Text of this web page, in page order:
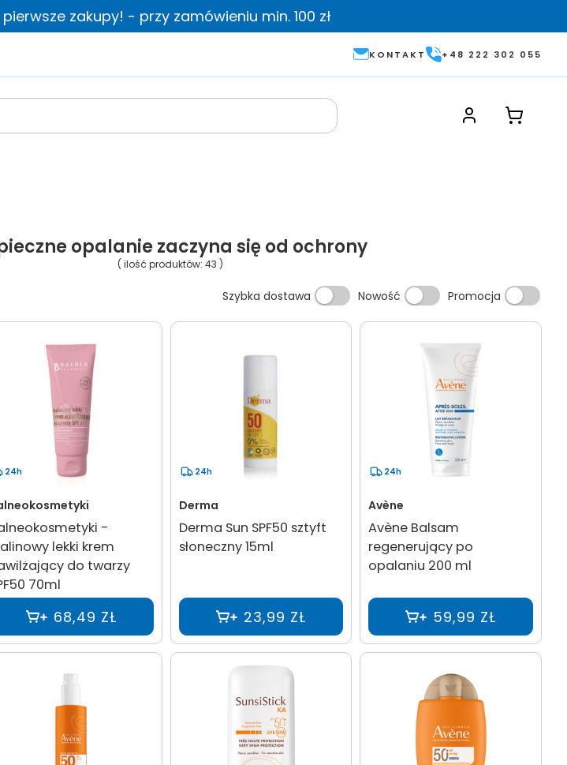
zakupy! - przy zamówieniu min. 100 zł
KONTAKT +48 222 302 055
opalanie zaczyna się od ochrony
( ilość produktów: 43 )
Szybka dostawa Nowość Promocja
24h
-
lekki krem
do twarzy
70ml
68,49 ZŁ
24h
Derma
Derma Sun SPF50 sztyft
słoneczny 15ml
23,99 ZŁ
24h
Avène
Avène Balsam
regenerujący po
opalaniu 200 ml
59,99 ZŁ